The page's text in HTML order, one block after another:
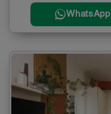
WhatsApp